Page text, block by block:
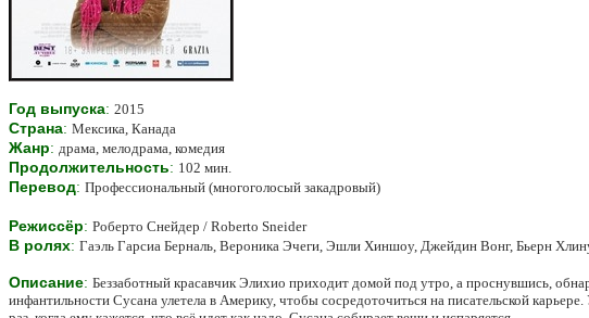
Год выпуска: 2015
Страна: Мексика, Канада
Жанр: драма, мелодрама, комедия
Продолжительность: 102 мин.
Перевод: Профессиональный (многоголосый закадровый)
Режиссёр: Роберто Снейдер / Roberto Sneider
В ролях: Гаэль Гарсиа Берналь, Вероника Эчеги, Эшли Хиншоу, Джейдин Вонг, Бьерн
Описание: Беззаботный красавчик Элихио приходит домой под утро, а проснувшись,
инфантильности Сусана улетела в Америку, чтобы сосредоточиться на писательской